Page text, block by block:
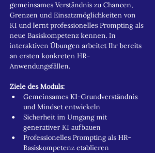
gemeinsames Verständnis zu Chancen,
Grenzen und Einsatzmöglichkeiten von
KI und lernt professionelles Prompting als
neue Basiskompetenz kennen. In
interaktiven Übungen arbeitet Ihr bereits
an ersten konkreten HR-
Anwendungsfällen.
Ziele des Moduls:
Gemeinsames KI-Grundverständnis
und Mindset entwickeln
Sicherheit im Umgang mit
generativer KI aufbauen
Professionelles Prompting als HR-
Basiskompetenz etablieren